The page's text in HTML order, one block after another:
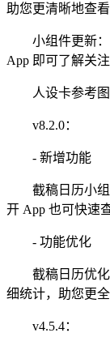
助您更清晰地查看
小组件更新：
App 即可了解关
人设卡参考图
v8.2.0：
- 新增功能
截稿日历小组
开 App 也可快速
- 功能优化
截稿日历优化
细统计，助您更
v4.5.4：